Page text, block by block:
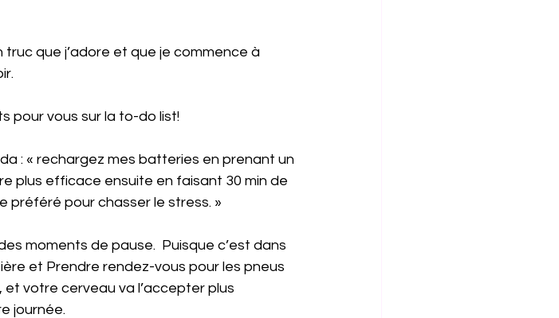
truc que j’adore et que je commence à
pour vous sur la to-do list!
: « rechargez mes batteries en prenant un
plus efficace ensuite en faisant 30 min de
préféré pour chasser le stress. »
moments de pause.  Puisque c’est dans
et Prendre rendez-vous pour les pneus
et votre cerveau va l’accepter plus
journée.